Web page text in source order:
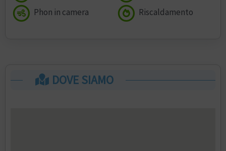
Phon in camera
Riscaldamento
DOVE SIAMO